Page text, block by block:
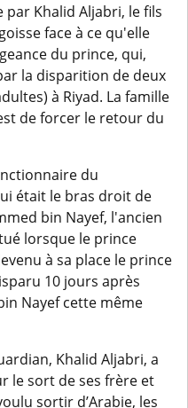
Khalid Aljabri, le fils
face à ce qu'elle
du prince, qui,
la disparition de deux
à Riyad. La famille
de forcer le retour du
du
était le bras droit de
bin Nayef, l'ancien
lorsque le prince
à sa place le prince
10 jours après
Nayef cette même
Khalid Aljabri, a
le sort de ses frère et
sortir d’Arabie, les